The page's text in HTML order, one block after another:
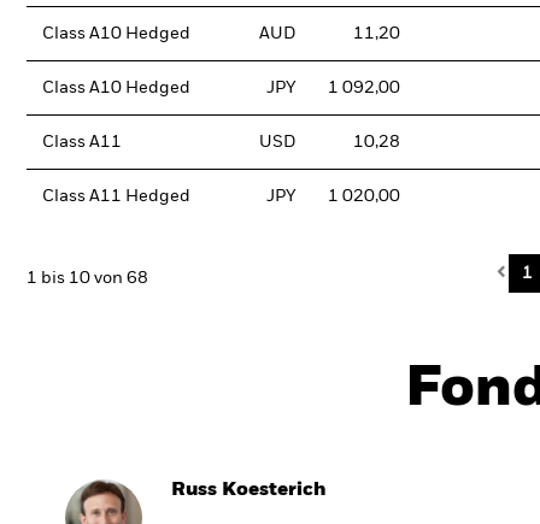
Class A10 Hedged AUD 11,20
Class A10 Hedged JPY 1 092,00
Class A11 USD 10,28
Class A11 Hedged JPY 1 020,00
1 bis 10 von 68 1
Russ Koesterich